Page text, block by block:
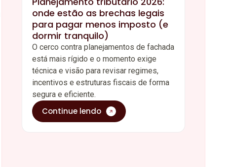
onde estão as brechas legais
para pagar menos imposto (e
dormir tranquilo)
O cerco contra planejamentos de fachada
está mais rígido e o momento exige
técnica e visão para revisar regimes,
incentivos e estruturas fiscais de forma
segura e eficiente.
Continue lendo